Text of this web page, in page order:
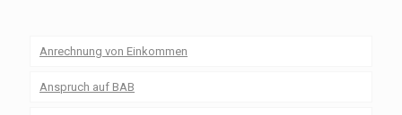
Anrechnung von Einkommen
Anspruch auf BAB